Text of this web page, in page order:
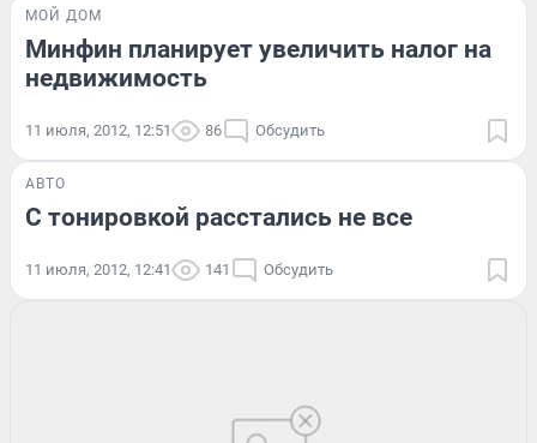
МОЙ ДОМ
Минфин планирует увеличить налог на
недвижимость
11 июля, 2012, 12:51 86 Обсудить
АВТО
С тонировкой расстались не все
11 июля, 2012, 12:41 141 Обсудить